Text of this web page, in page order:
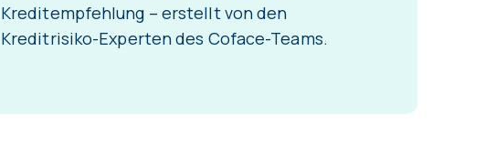
Kreditempfehlung – erstellt von den
Kreditrisiko-Experten des Coface-Teams.